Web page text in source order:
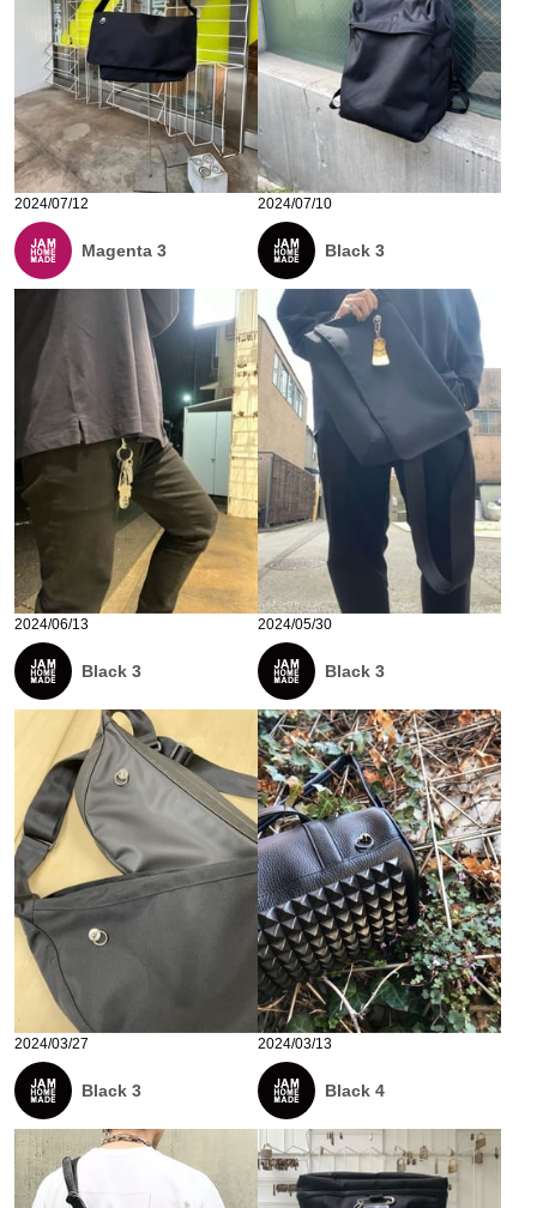
2024/07/12
Magenta 3
2024/07/10
Black 3
2024/06/13
Black 3
2024/05/30
Black 3
2024/03/27
Black 3
2024/03/13
Black 4